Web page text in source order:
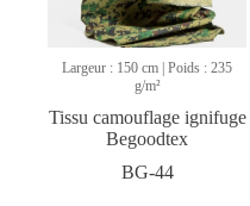
Largeur : 150 cm | Poids : 235
g/m²
Tissu camouflage ignifuge
Begoodtex
BG-44